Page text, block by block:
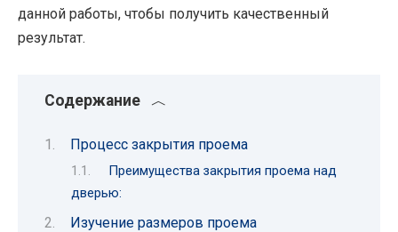
данной работы, чтобы получить качественный
результат.
Содержание
Процесс закрытия проема
Преимущества закрытия проема над
дверью:
Изучение размеров проема